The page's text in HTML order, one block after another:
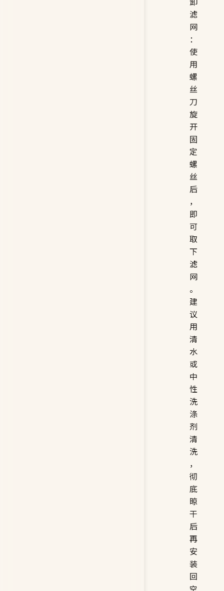
滤
网
：
使
用
螺
丝
刀
旋
开
固
定
螺
丝
后
，
即
可
取
下
滤
网
。
建
议
用
清
水
或
中
性
洗
涤
剂
清
洗
，
彻
底
晾
干
后
再
安
装
回
空